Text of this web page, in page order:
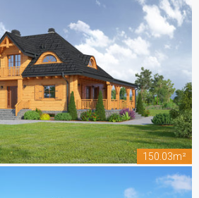
150.03m²